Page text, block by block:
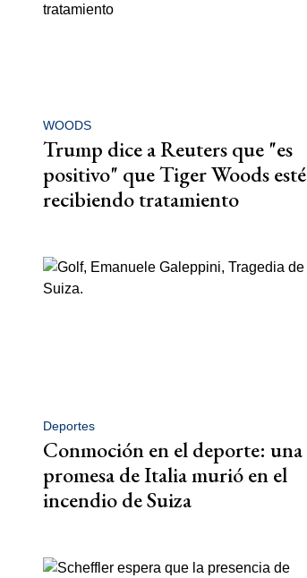
WOODS
Trump dice a Reuters que "es
positivo" que Tiger Woods esté
recibiendo tratamiento
Deportes
Conmoción en el deporte: una
promesa de Italia murió en el
incendio de Suiza